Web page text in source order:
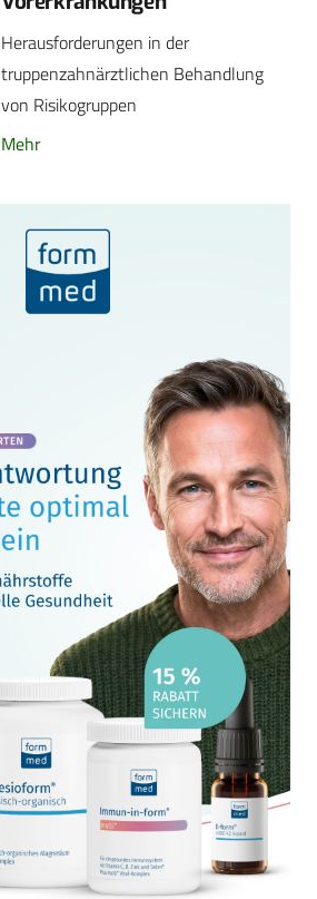
Herausforderungen in der
truppenzahnärztlichen ­Behandlung
von Risikogruppen
Mehr